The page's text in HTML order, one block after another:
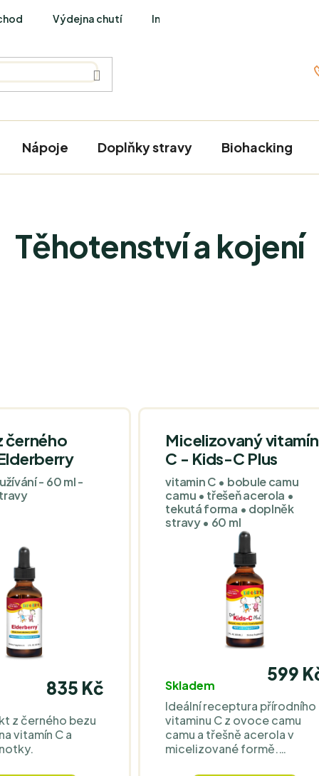
Výdejna chutí Interviews
Nápoje Doplňky stravy Biohacking
Těhotenství a kojení
černého
- 60 ml -
835 Kč
z černého bezu
vitamín C a
Micelizovaný vitamín
C - Kids-C Plus
vitamin C • bobule camu
camu • třešeň acerola •
tekutá forma • doplněk
stravy • 60 ml
Skladem
599
Ideální receptura přírodního
vitaminu C z ovoce camu
camu a třešně acerola v
micelizované formě.